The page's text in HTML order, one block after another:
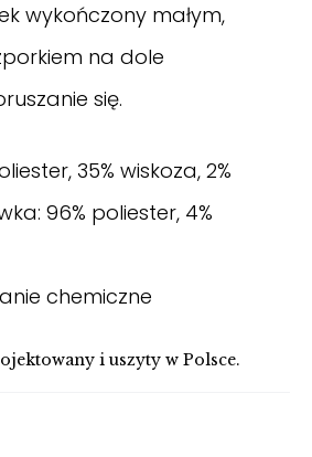
wykończony małym,
na dole
się.
35% wiskoza, 2%
96% poliester, 4%
chemiczne
i uszyty w Polsce.